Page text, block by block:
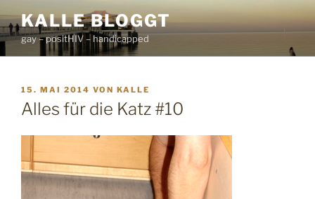
Inhalt
springen
KALLE BLOGGT
gay – positHIV – handicapped
VERÖFFENTLICHT
AM
15. MAI 2014 VON KALLE
Alles für die Katz #10